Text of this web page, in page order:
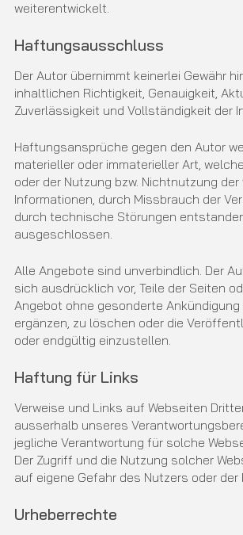
weiterentwickelt.
Haftungsausschluss
Der Autor übernimmt keinerlei Gewähr
inhaltlichen Richtigkeit, Genauigkeit,
Zuverlässigkeit und Vollständigkeit der
Haftungsansprüche gegen den Autor
materieller oder immaterieller Art,
oder der Nutzung bzw. Nichtnutzung
Informationen, durch Missbrauch der
durch technische Störungen
ausgeschlossen.
Alle Angebote sind unverbindlich. Der
sich ausdrücklich vor, Teile der Seiten
Angebot ohne gesonderte Ankündigung
ergänzen, zu löschen oder die
oder endgültig einzustellen.
Haftung für Links
Verweise und Links auf Webseiten
ausserhalb unseres
jegliche Verantwortung für solche
Der Zugriff und die Nutzung solcher
auf eigene Gefahr des Nutzers oder der
Urheberrechte